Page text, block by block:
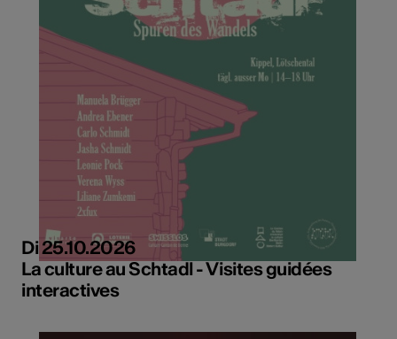
Di 25.10.2026
La culture au Schtadl - Visites guidées
interactives